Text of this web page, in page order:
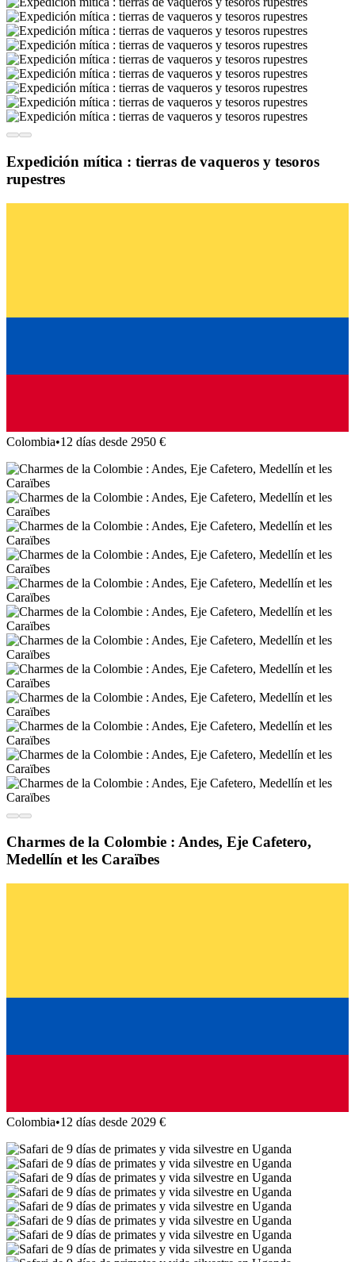
Expedición mítica : tierras de vaqueros y tesoros
rupestres
Colombia•12 días desde 2950 €
Charmes de la Colombie : Andes, Eje Cafetero,
Medellín et les Caraïbes
Colombia•12 días desde 2029 €